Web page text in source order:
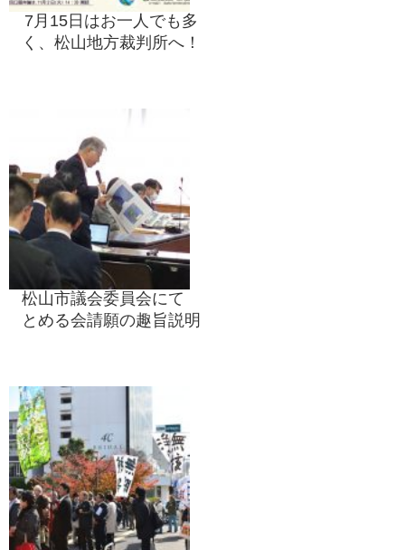
7月15日はお一人でも多
く、松山地方裁判所へ！
松山市議会委員会にて
とめる会請願の趣旨説明